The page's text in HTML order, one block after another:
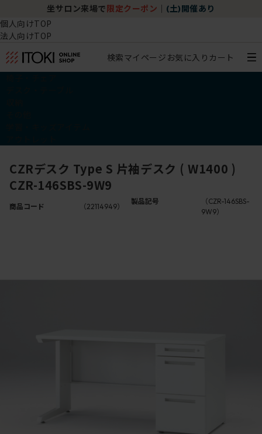
坐サロン来場で 限定クーポン (土)開催あり
個人向けTOP
法人向けTOP
検索マイページ お気に入り カート
CZRデスク Type S 片袖デスク ( W1400 )
CZR-146SBS-9W9
商品コード （22114949）
製品記号
（CZR-146SBS-
9W9）